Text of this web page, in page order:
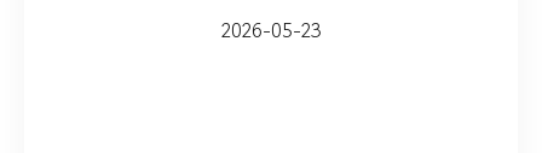
2026-05-23